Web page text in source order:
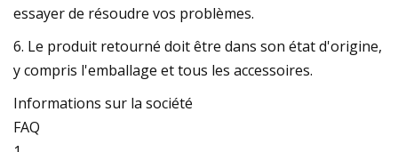
essayer de résoudre vos problèmes.
6. Le produit retourné doit être dans son état d'origine,
y compris l'emballage et tous les accessoires.
Informations sur la société
FAQ